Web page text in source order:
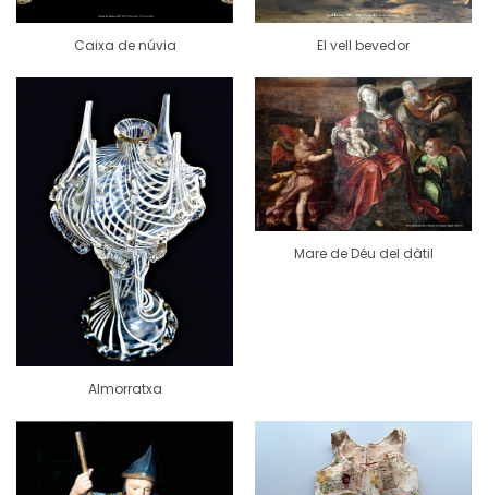
Caixa de núvia El vell bevedor
Almorratxa
Mare de Déu del dàtil